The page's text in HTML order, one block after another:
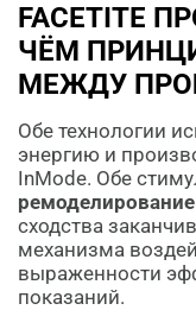
FACETITE
ЧЁМ
МЕЖДУ
Обе технологии
энергию и
InMode. Обе
ремоделирование
сходства
механизма
выраженности
показаний.